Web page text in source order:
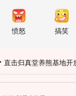
愤怒 搞笑
直击归真堂养熊基地开